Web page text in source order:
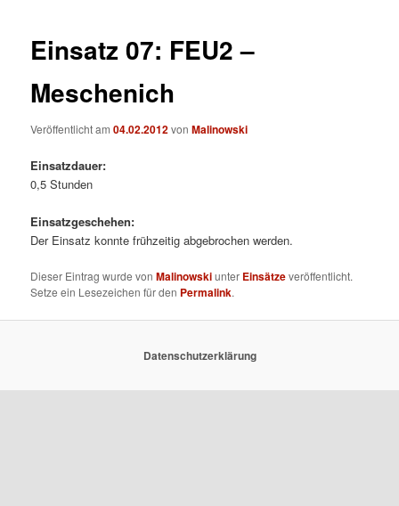
Einsatz 07: FEU2 –
Meschenich
Veröffentlicht am04.02.2012vonMalinowski
Einsatzdauer:
0,5 Stunden
Einsatzgeschehen:
Der Einsatz konnte frühzeitig abgebrochen werden.
Dieser Eintrag wurde vonMalinowskiunter Einsätzeveröffentlicht.
Setze ein Lesezeichen für den Permalink.
Datenschutzerklärung